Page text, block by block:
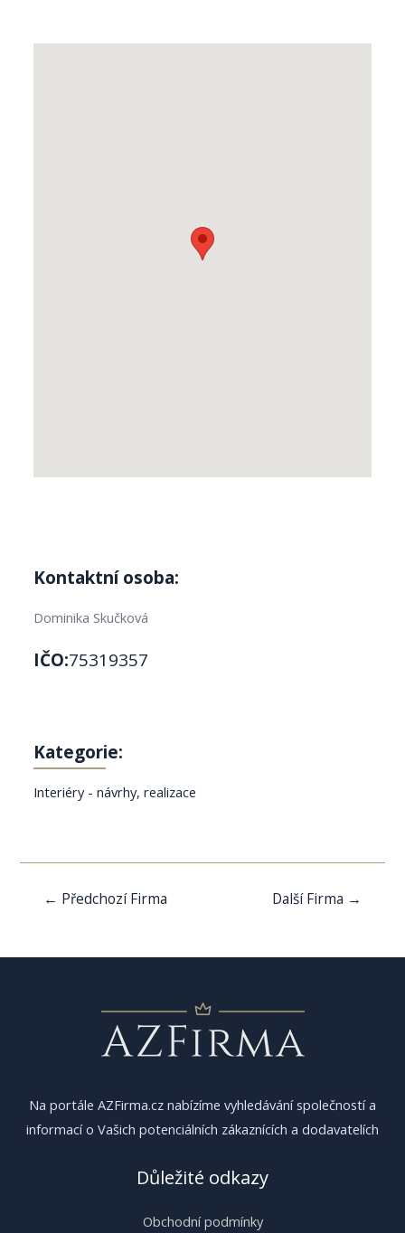
Kontaktní osoba:
Dominika Skučková
IČO:75319357
Kategorie:
Interiéry - návrhy, realizace
Navigace
← Předchozí Firma Další Firma →
Na portále AZFirma.cz nabízíme vyhledávání společností a
informací o Vašich potenciálních zákaznících a dodavatelích
Důležité odkazy
Obchodní podmínky